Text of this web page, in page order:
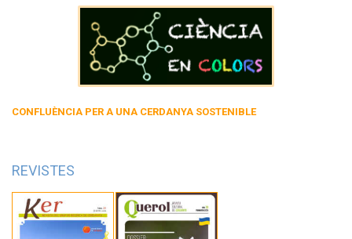
CONFLUÈNCIA PER A UNA CERDANYA SOSTENIBLE
REVISTES